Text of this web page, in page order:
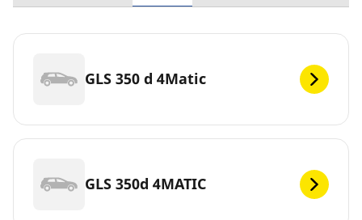
GLS 350 d 4Matic
GLS 350d 4MATIC